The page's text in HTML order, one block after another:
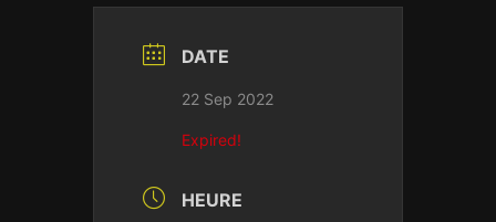
DATE
22 Sep 2022
Expired!
HEURE